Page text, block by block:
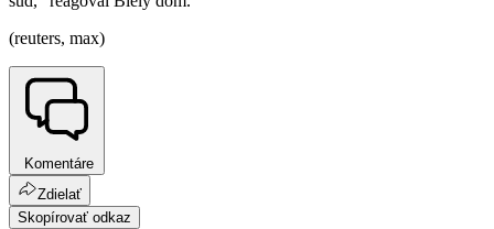
(reuters, max)
Komentáre
Zdielať
Skopírovať odkaz